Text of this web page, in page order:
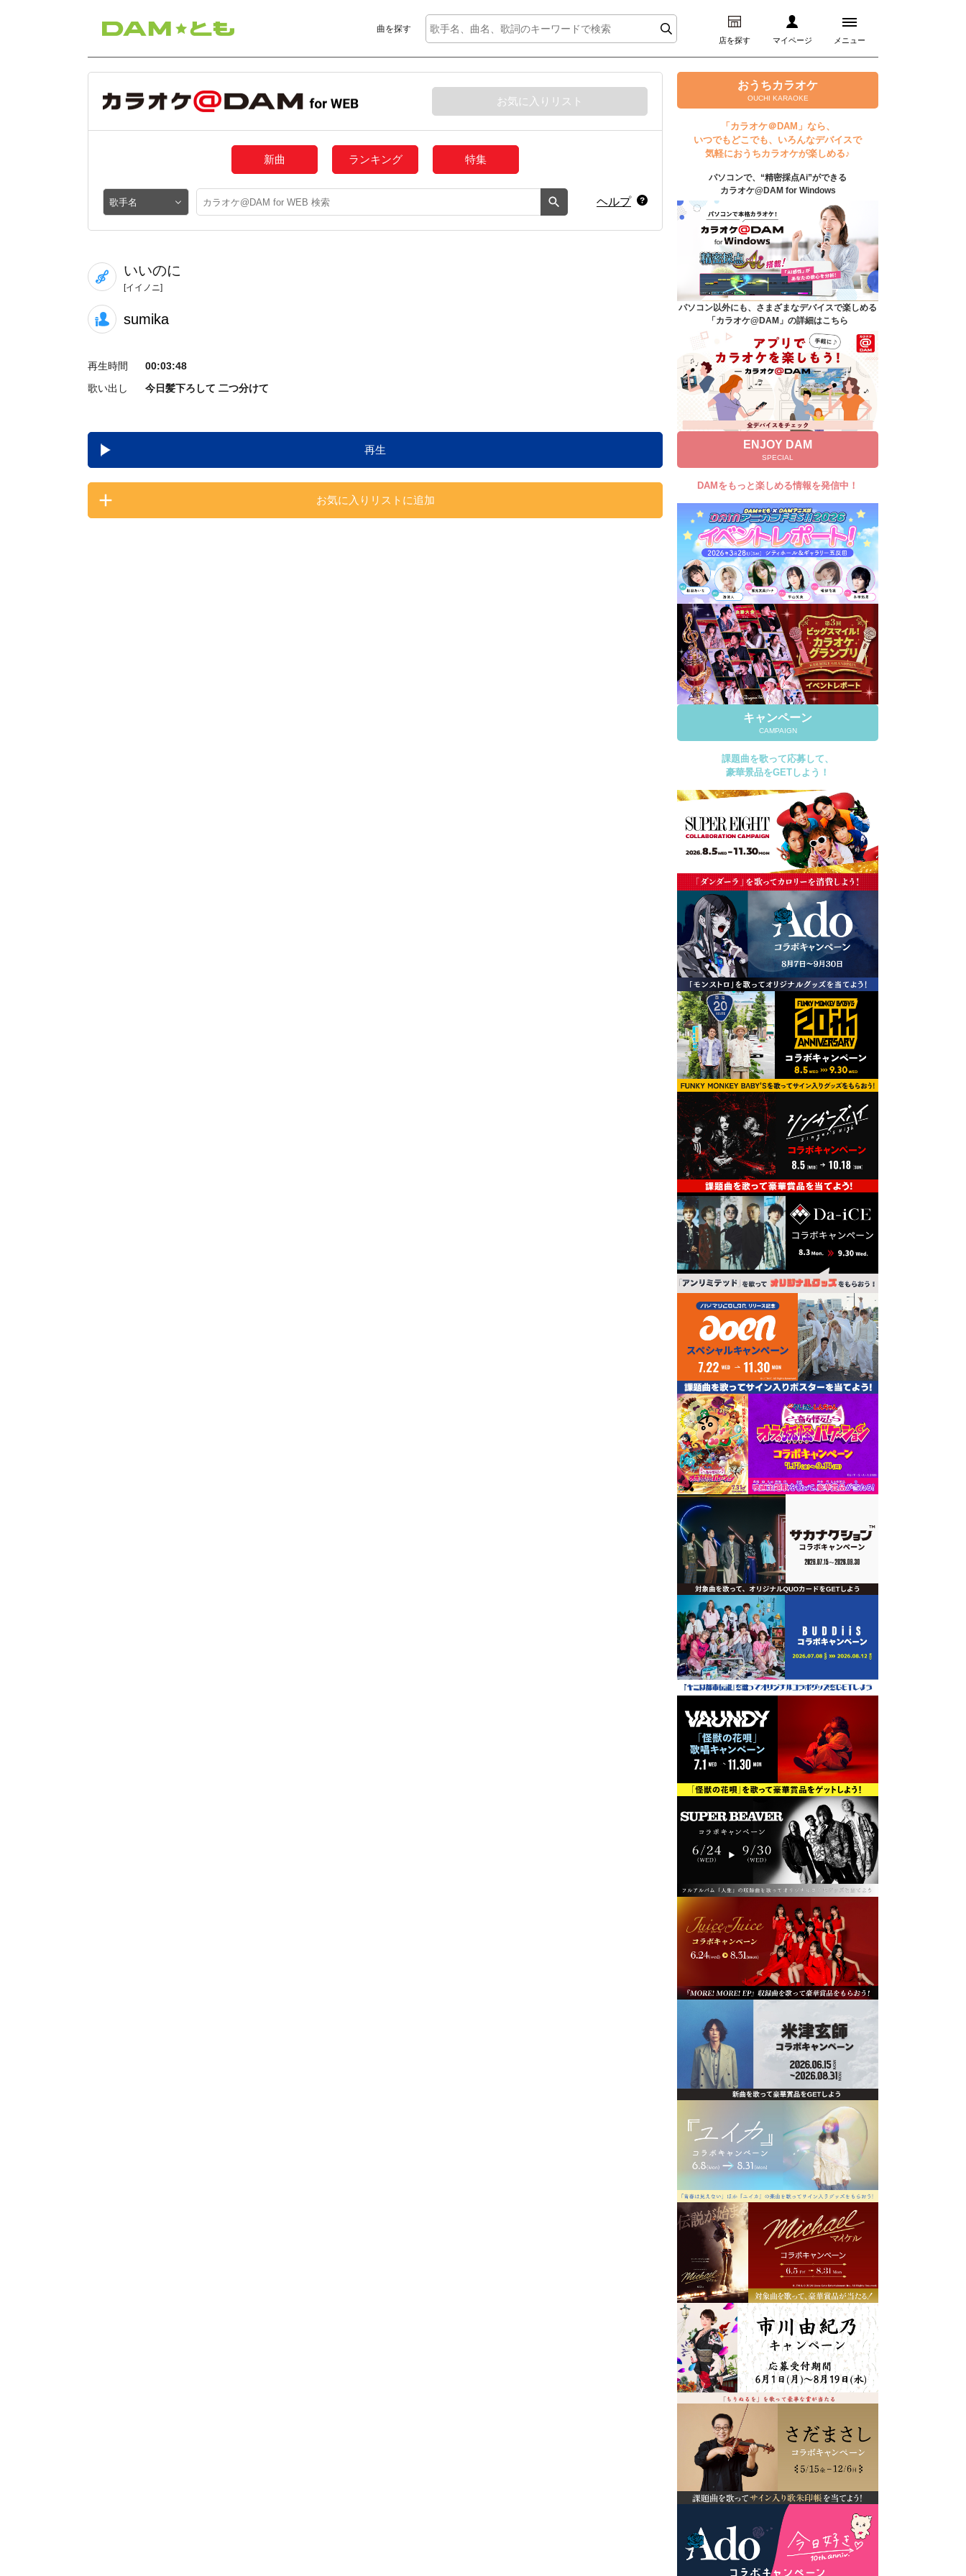
曲を探す
店を探す マイページ メニュー
ログイン
マイページ
プレミアムサービス
DAM★とも動画
DAM★とも録音
カラオケ＠DAM
ユーザー検索
キャンペーン
よくあるご質問
DAMの新曲・ランキングなど
カラオケ最新情報をチェック！
自宅でカラオケ歌い放題！
家族や友達と一緒に！練習にも！
お気に入りリスト
新曲 ランキング 特集
ヘルプ
いいのに
[イイノニ]
sumika
再生時間
00:03:48
歌い出し
今日髪下ろして 二つ分けて
再生
お気に入りリストに追加
おうちカラオケ
OUCHI KARAOKE
「カラオケ＠DAM」なら、
いつでもどこでも、いろんなデバイスで
気軽におうちカラオケが楽しめる♪
パソコンで、“精密採点Ai”ができる
カラオケ@DAM for Windows
パソコン以外にも、さまざまなデバイスで楽しめる
「カラオケ@DAM」の詳細はこちら
ENJOY DAM
SPECIAL
DAMをもっと楽しめる情報を発信中！
キャンペーン
CAMPAIGN
課題曲を歌って応募して、
豪華景品をGETしよう！